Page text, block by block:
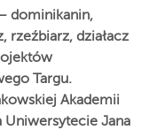
dominikanin,
rzeźbiarz, działacz
Targu.
Akademii
Uniwersytecie Jana